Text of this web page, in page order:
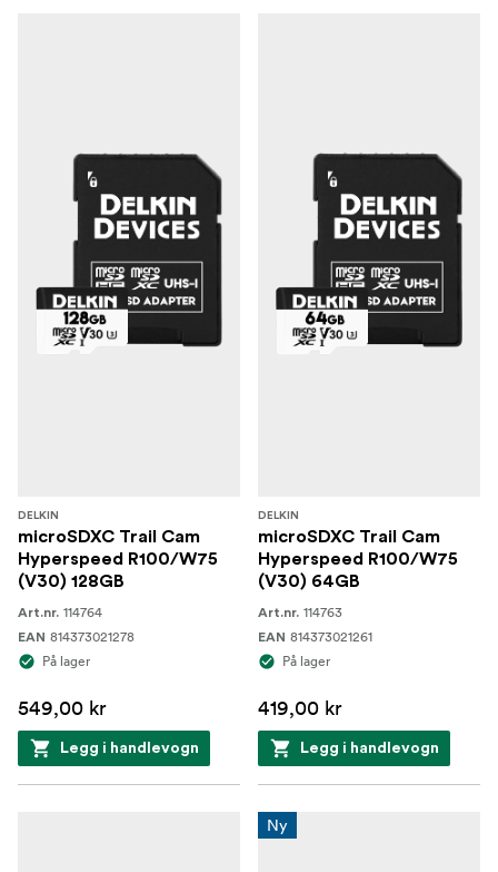
DELKIN
microSDXC Trail Cam
Hyperspeed R100/W75
(V30) 128GB
Art.nr. 114764
EAN 814373021278
På lager
549,00 kr
Legg i handlevogn
DELKIN
microSDXC Trail Cam
Hyperspeed R100/W75
(V30) 64GB
Art.nr. 114763
EAN 814373021261
På lager
419,00 kr
Legg i handlevogn
Ny